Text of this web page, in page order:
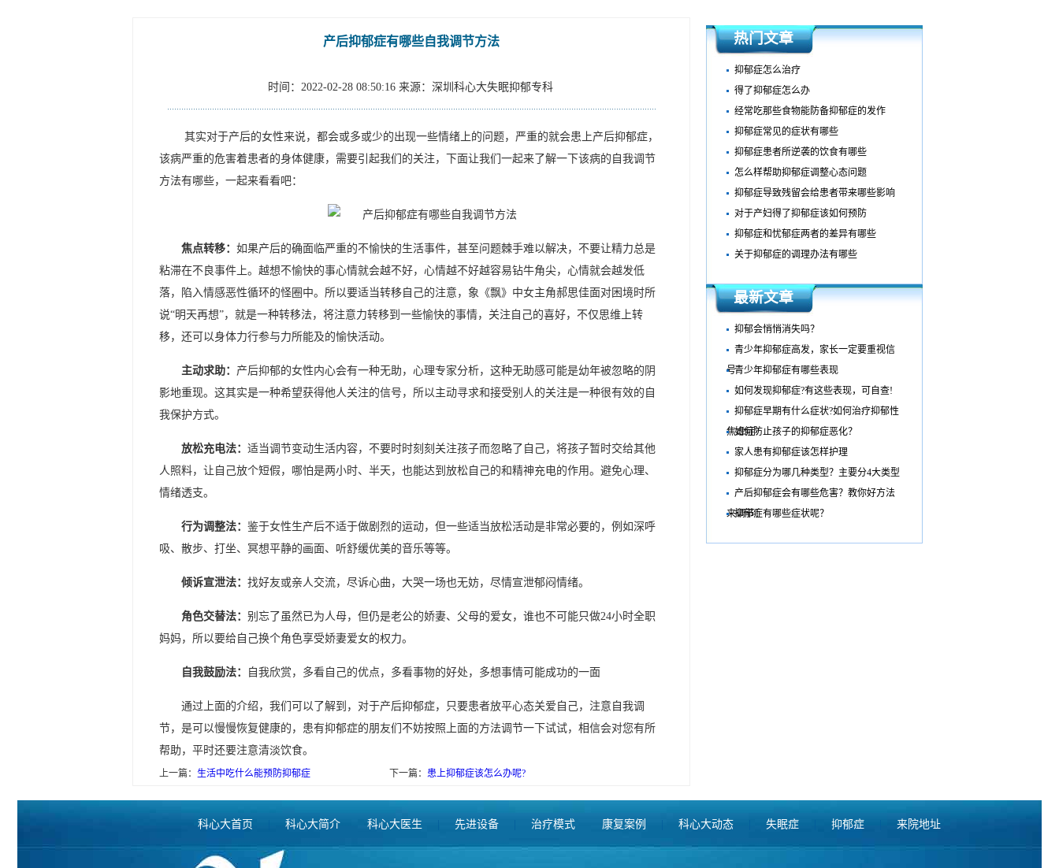
产后抑郁症有哪些自我调节方法
时间：2022-02-28 08:50:16 来源：深圳科心大失眠抑郁专科
其实对于产后的女性来说，都会或多或少的出现一些情绪上的问题，严重的就会患上产后抑郁症，
该病严重的危害着患者的身体健康，需要引起我们的关注，下面让我们一起来了解一下该病的自我调节
方法有哪些，一起来看看吧：
焦点转移： 如果产后的确面临严重的不愉快的生活事件，甚至问题棘手难以解决，不要让精力总是
粘滞在不良事件上。越想不愉快的事心情就会越不好，心情越不好越容易钻牛角尖，心情就会越发低
落，陷入情感恶性循环的怪圈中。所以要适当转移自己的注意，象《飘》中女主角郝思佳面对困境时所
说“明天再想”，就是一种转移法，将注意力转移到一些愉快的事情，关注自己的喜好，不仅思维上转
移，还可以身体力行参与力所能及的愉快活动。
主动求助： 产后抑郁的女性内心会有一种无助，心理专家分析，这种无助感可能是幼年被忽略的阴
影地重现。这其实是一种希望获得他人关注的信号，所以主动寻求和接受别人的关注是一种很有效的自
我保护方式。
放松充电法： 适当调节变动生活内容，不要时时刻刻关注孩子而忽略了自己，将孩子暂时交给其他
人照料，让自己放个短假，哪怕是两小时、半天，也能达到放松自己的和精神充电的作用。避免心理、
情绪透支。
行为调整法： 鉴于女性生产后不适于做剧烈的运动，但一些适当放松活动是非常必要的，例如深呼
吸、散步、打坐、冥想平静的画面、听舒缓优美的音乐等等。
倾诉宣泄法： 找好友或亲人交流，尽诉心曲，大哭一场也无妨，尽情宣泄郁闷情绪。
角色交替法： 别忘了虽然已为人母，但仍是老公的娇妻、父母的爱女，谁也不可能只做24小时全职
妈妈，所以要给自己换个角色享受娇妻爱女的权力。
自我鼓励法： 自我欣赏，多看自己的优点，多看事物的好处，多想事情可能成功的一面
通过上面的介绍，我们可以了解到，对于产后抑郁症，只要患者放平心态关爱自己，注意自我调
节，是可以慢慢恢复健康的，患有抑郁症的朋友们不妨按照上面的方法调节一下试试，相信会对您有所
帮助，平时还要注意清淡饮食。
上一篇： 生活中吃什么能预防抑郁症 下一篇： 患上抑郁症该怎么办呢?
热门文章
抑郁症怎么治疗
得了抑郁症怎么办
经常吃那些食物能防备抑郁症的发作
抑郁症常见的症状有哪些
抑郁症患者所逆袭的饮食有哪些
怎么样帮助抑郁症调整心态问题
抑郁症导致残留会给患者带来哪些影响
对于产妇得了抑郁症该如何预防
抑郁症和忧郁症两者的差异有哪些
关于抑郁症的调理办法有哪些
最新文章
抑郁会悄悄消失吗？
青少年抑郁症高发，家长一定要重视信
号青少年抑郁症有哪些表现
如何发现抑郁症?有这些表现，可自查!​
抑郁症早期有什么症状?如何治疗抑郁性
焦虑症?
如何防止孩子的抑郁症恶化？
家人患有抑郁症该怎样护理
抑郁症分为哪几种类型？主要分4大类型
产后抑郁症会有哪些危害？教你好方法
来调节！
抑郁症有哪些症状呢？
科心大首页 科心大简介 科心大医生 先进设备 治疗模式 康复案例 科心大动态 失眠症 抑郁症 来院地址